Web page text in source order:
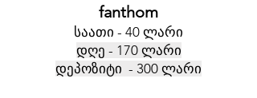
fanthom
საათი - 40 ლარი
დღე - 170 ლარი
დეპოზიტი - 300 ლარი